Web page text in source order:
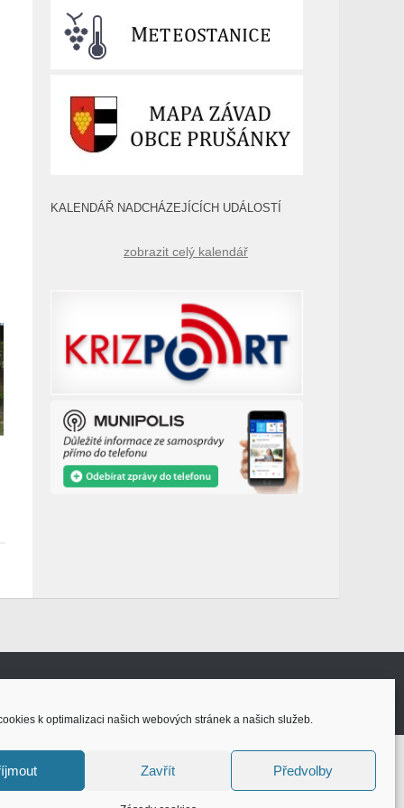
k optimalizaci našich webových stránek a našich služeb.
Zavřít Předvolby
KALENDÁŘ NADCHÁZEJÍCÍCH UDÁLOSTÍ
zobrazit celý kalendář